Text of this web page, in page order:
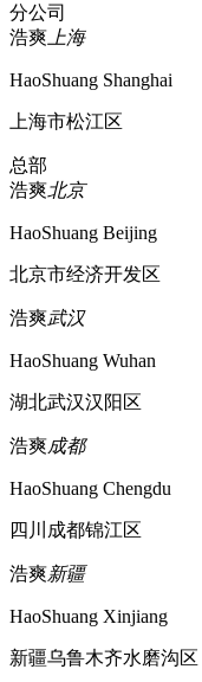
分公司
浩爽上海
HaoShuang Shanghai
上海市松江区
总部
浩爽北京
HaoShuang Beijing
北京市经济开发区
浩爽武汉
HaoShuang Wuhan
湖北武汉汉阳区
浩爽成都
HaoShuang Chengdu
四川成都锦江区
浩爽新疆
HaoShuang Xinjiang
新疆乌鲁木齐水磨沟区